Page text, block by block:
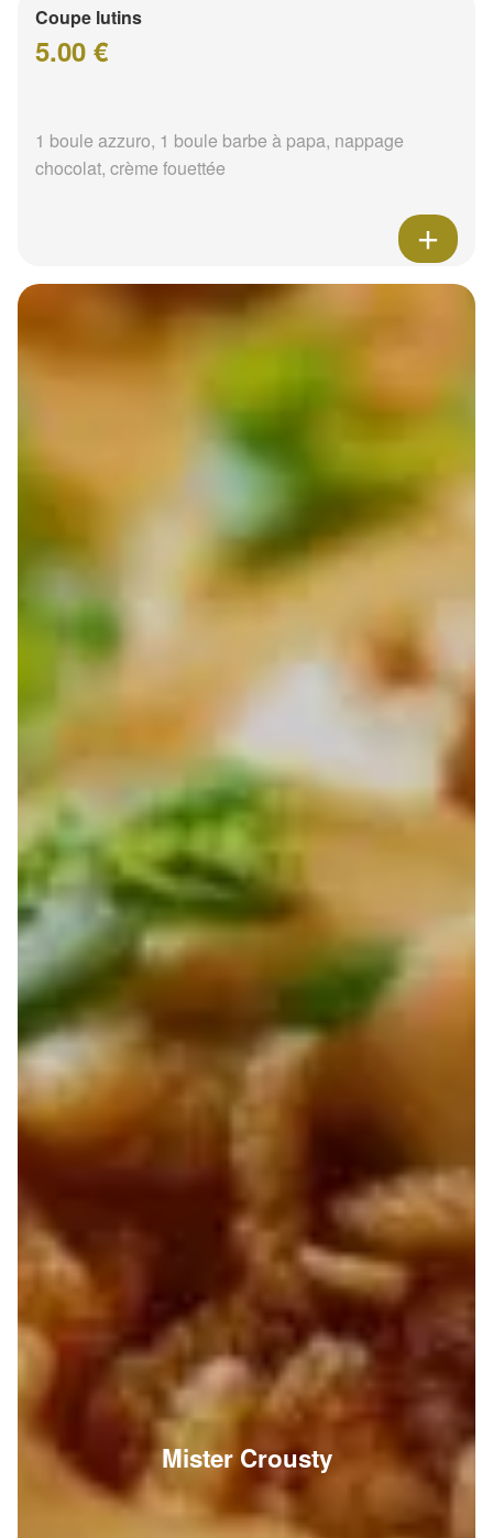
Coupe lutins
5.00 €
1 boule azzuro, 1 boule barbe à papa, nappage
chocolat, crème fouettée
Mister Crousty